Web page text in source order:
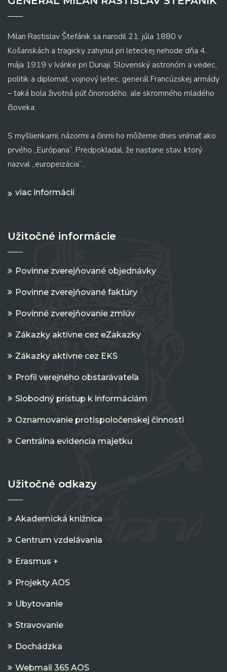
Milan Rastislav Štefánik sa narodil 21. júla 1880 v
Košariskách a tragicky zahynul pri leteckej nehode dňa 4.
mája 1919 v Ivánke pri Dunaji. Slovenský astronóm a vedec,
politik a diplomat, vojnový letec, generál Francúzskej armády
– taká bola životná púť činorodého, ale skromného mladého
človeka.
S myšlienkami, názormi a činmi ho môžeme dnes vnímať ako
prvého „Európana“. Predpokladal, že nastane stav, ktorý
nazval „europeizácia“...
viac informácií
Užitočné informácie
Povinne zverejňované objednávky
Povinne zverejňované faktúry
Povinné zverejňovanie zmlúv
Zákazky aktívne cez eZakazky
Zákazky aktívne cez EKS
Profil verejného obstarávateľa
Slobodný prístup k informáciám
Oznamovanie protispoločenskej činnosti
Centrálna evidencia majetku
Užitočné odkazy
Akademická knižnica
Centrum vzdelávania
Erasmus +
Projekty AOS
Ubytovanie
Stravovanie
Dochádzka
Webmail 365 AOS